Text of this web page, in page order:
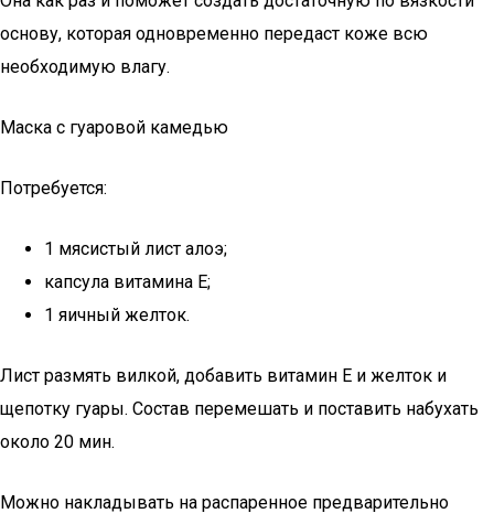
основу, которая одновременно передаст коже всю
необходимую влагу.
Маска с гуаровой камедью
Потребуется:
1 мясистый лист алоэ;
капсула витамина Е;
1 яичный желток.
Лист размять вилкой, добавить витамин Е и желток и
щепотку гуары. Состав перемешать и поставить набухать
около 20 мин.
Можно накладывать на распаренное предварительно